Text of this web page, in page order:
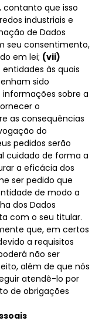
contanto que isso
industriais e
de Dados
seu consentimento,
em lei; (vii)
às quais
sido
informações sobre a
o
as consequências
do
pedidos serão
cuidado de forma a
a eficácia dos
ser pedido que
de modo a
dos Dados
com o seu titular.
que, em certos
a requisitos
não ser
além de que nós
atendê-lo por
de obrigações